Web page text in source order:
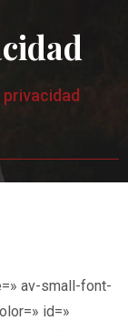
av-small-font-
id=»